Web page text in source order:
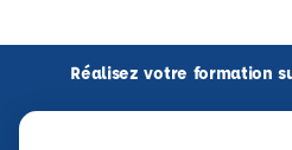
Réalisez votre formation